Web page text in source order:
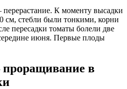
К моменту высадки
см, стебли были тонкими, корни
пересадки томаты болели две
июня. Первые плоды
в